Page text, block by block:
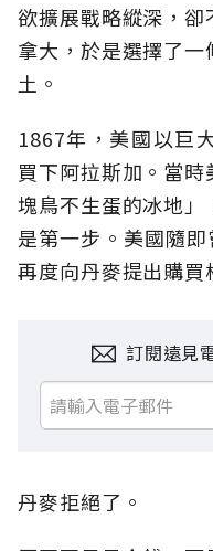
欲擴展戰略縱深，
拿大，於是選擇了
土。
1867年，美國以巨
買下阿拉斯加。當
塊鳥不生蛋的冰地
是第一步。美國隨
再度向丹麥提出購買
訂閱遠見
丹麥拒絕了。